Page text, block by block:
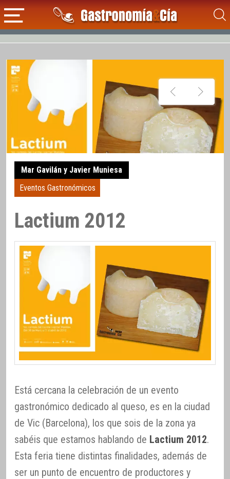
Mar Gavilán y Javier Muniesa
Eventos Gastronómicos
Lactium 2012
Está cercana la celebración de un evento
gastronómico dedicado al queso, es en la ciudad
de Vic (Barcelona), los que sois de la zona ya
sabéis que estamos hablando de Lactium 2012.
Esta feria tiene distintas finalidades, además de
ser un punto de encuentro de productores y